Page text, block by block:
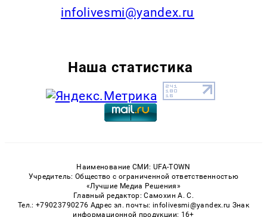
infolivesmi@yandex.ru
Наша статистика
Наименование СМИ: UFA-TOWN
Учредитель: Общество с ограниченной ответственностью
«Лучшие Медиа Решения»
Главный редактор: Самохин А. С.
Тел.: +79023790276 Адрес эл. почты: infolivesmi@yandex.ru Знак
информационной продукции: 16+